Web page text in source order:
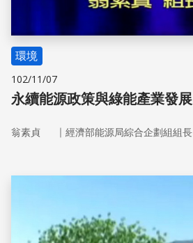
環境
102/11/07
永續能源政策與綠能產業發展
翁素貞 ｜ 經濟部能源局綜合企劃組組長